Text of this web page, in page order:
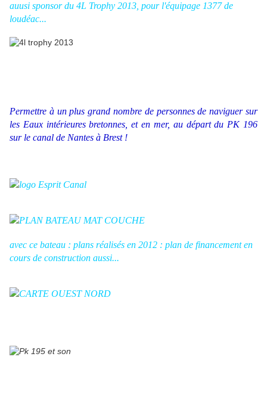
auusi sponsor du 4L Trophy 2013, pour l'équipage 1377 de
loudéac...
Permettre à un plus grand nombre de personnes de naviguer sur
les Eaux intérieures bretonnes, et en mer, au départ du PK 196
sur le canal de Nantes à Brest !
avec ce bateau : plans réalisés en 2012 : plan de financement en
cours de construction aussi...